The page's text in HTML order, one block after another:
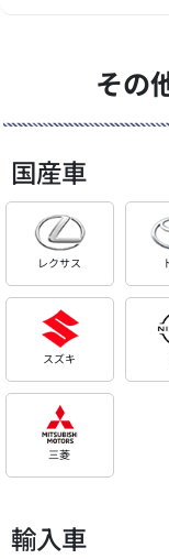
その
国産車
レクサス
スズキ
三菱
輸入車